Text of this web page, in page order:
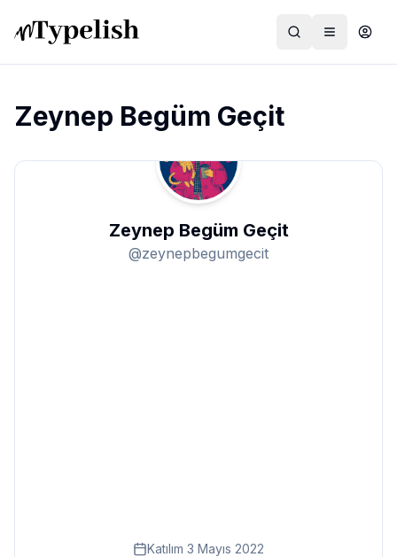
Dünya
Kültür ve Sanat
Zeynep Begüm Geçit
Zeynep Begüm Geçit
@zeynepbegumgecit
Katılım 3 Mayıs 2022